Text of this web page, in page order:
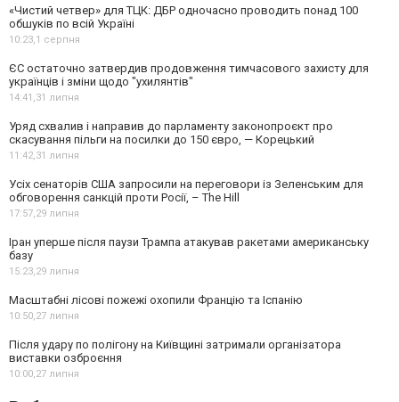
«Чистий четвер» для ТЦК: ДБР одночасно проводить понад 100
обшуків по всій Україні
10:23,1 серпня
ЄС остаточно затвердив продовження тимчасового захисту для
українців і зміни щодо "ухилянтів"
14:41,31 липня
Уряд схвалив і направив до парламенту законопроєкт про
скасування пільги на посилки до 150 євро, — Корецький
11:42,31 липня
Усіх сенаторів США запросили на переговори із Зеленським для
обговорення санкцій проти Росії, – The Hill
17:57,29 липня
Іран уперше після паузи Трампа атакував ракетами американську
базу
15:23,29 липня
Масштабні лісові пожежі охопили Францію та Іспанію
10:50,27 липня
Після удару по полігону на Київщині затримали організатора
виставки озброєння
10:00,27 липня